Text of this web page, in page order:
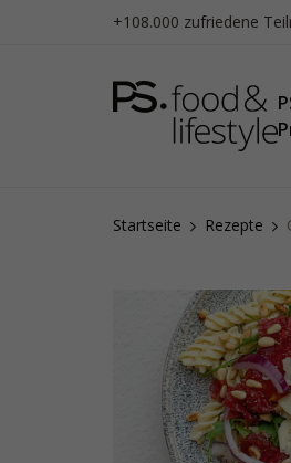
+108.000 zufriedene
Startseite Rezepte